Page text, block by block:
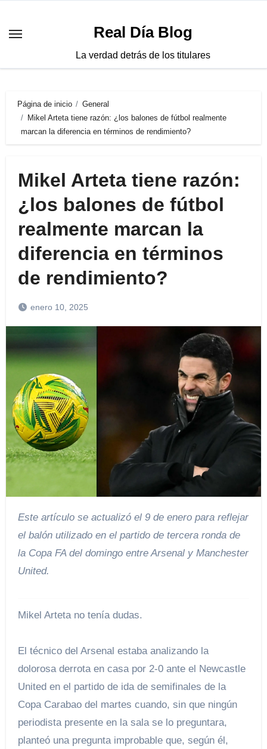
contenido
Real Día Blog
La verdad detrás de los titulares
Página de inicio
General
Mikel Arteta tiene razón: ¿los balones de fútbol realmente
marcan la diferencia en términos de rendimiento?
Mikel Arteta tiene razón:
¿los balones de fútbol
realmente marcan la
diferencia en términos
de rendimiento?
enero 10, 2025
Este artículo se actualizó el 9 de enero para reflejar
el balón utilizado en el partido de tercera ronda de
la Copa FA del domingo entre Arsenal y Manchester
United.
Mikel Arteta no tenía dudas.
El técnico del Arsenal estaba analizando la
dolorosa derrota en casa por 2-0 ante el Newcastle
United en el partido de ida de semifinales de la
Copa Carabao del martes cuando, sin que ningún
periodista presente en la sala se lo preguntara,
planteó una pregunta improbable que, según él,